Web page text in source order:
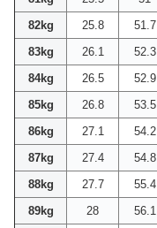
82kg
25.8 51.7
83kg
26.1 52.3
84kg
26.5 52.9
85kg
26.8 53.5
86kg
27.1 54.2
87kg
27.4 54.8
88kg
27.7 55.4
89kg
28 56.1